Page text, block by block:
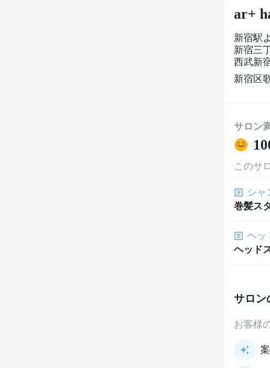
ar+
新宿駅
新宿三
西武新
新宿区
サロン
このサ
シャ
巻髪ス
ヘッ
ヘッド
サロン
お客様